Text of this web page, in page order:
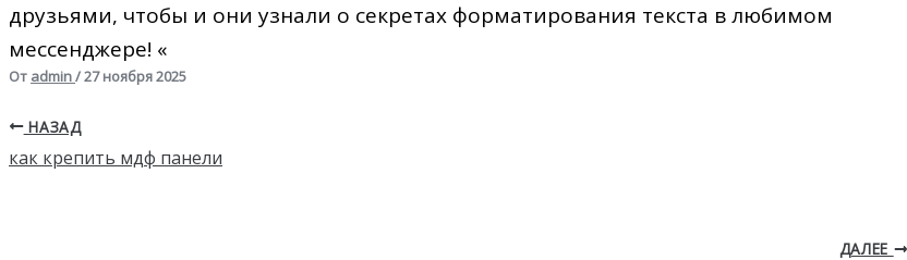
друзьями, чтобы и они узнали о секретах форматирования текста в любимом
мессенджере! «
От admin/27 ноября 2025
НАЗАД
как крепить мдф панели
ДАЛЕЕ